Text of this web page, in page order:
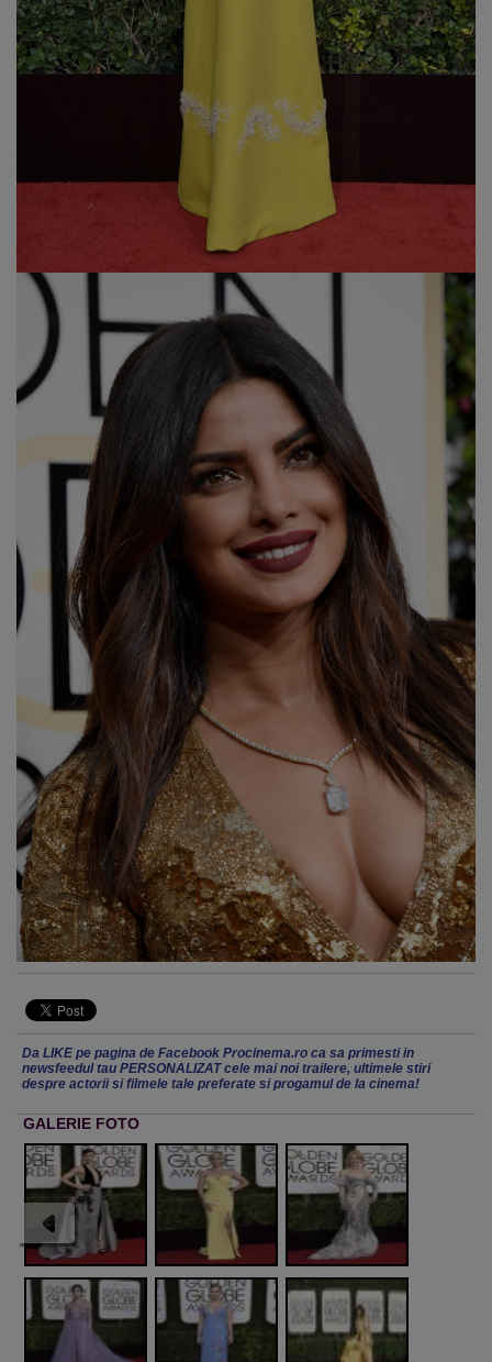
Da LIKE pe pagina de Facebook Procinema.ro ca sa primesti in
newsfeedul tau PERSONALIZAT cele mai noi trailere, ultimele stiri
despre actorii si filmele tale preferate si progamul de la cinema!
GALERIE FOTO